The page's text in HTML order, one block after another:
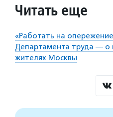
Читать еще
«Работать на
Департамента труда —
жителях Москвы